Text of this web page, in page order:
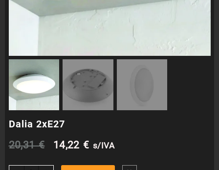
Dalia 2xE27
20,31€
O
preço
14,22 €O
preço
s/IVA